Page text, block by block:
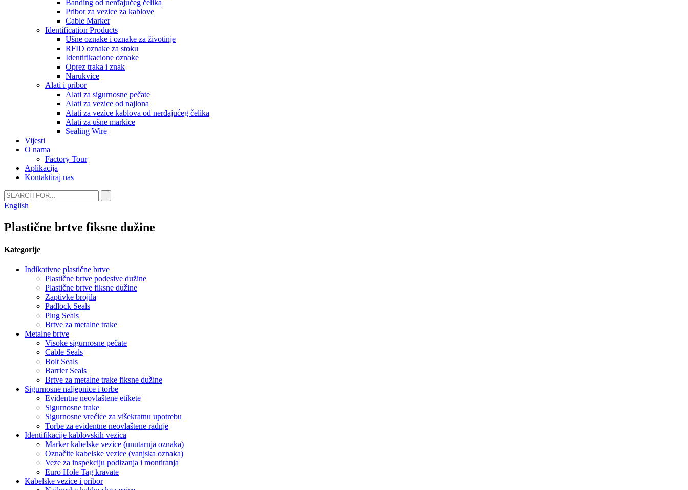
Banding od nerđajućeg čelika
Pribor za vezice za kablove
Cable Marker
Identification Products
Ušne oznake i oznake za životinje
RFID oznake za stoku
Identifikacione oznake
Oprez traka i znak
Narukvice
Alati i pribor
Alati za sigurnosne pečate
Alati za vezice od najlona
Alati za vezice kablova od nerđajućeg čelika
Alati za ušne markice
Sealing Wire
Vijesti
O nama
Factory Tour
Aplikacija
Kontaktiraj nas
English
Plastične brtve fiksne dužine
Kategorije
Indikativne plastične brtve
Plastične brtve podesive dužine
Plastične brtve fiksne dužine
Zaptivke brojila
Padlock Seals
Plug Seals
Brtve za metalne trake
Metalne brtve
Visoke sigurnosne pečate
Cable Seals
Bolt Seals
Barrier Seals
Brtve za metalne trake fiksne dužine
Sigurnosne naljepnice i torbe
Evidentne neovlaštene etikete
Sigurnosne trake
Sigurnosne vrećice za višekratnu upotrebu
Torbe za evidentne neovlaštene radnje
Identifikacije kablovskih vezica
Marker kabelske vezice (unutarnja oznaka)
Označite kabelske vezice (vanjska oznaka)
Veze za inspekciju podizanja i montiranja
Euro Hole Tag kravate
Kabelske vezice i pribor